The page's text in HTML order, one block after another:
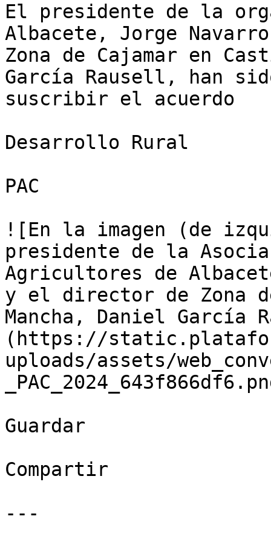
El presidente de la
Albacete, Jorge
Zona de Cajamar en
García Rausell, han
suscribir el acuerdo
Desarrollo Rural
PAC
![En la imagen (de
presidente de la
Agricultores de
y el director de Zona
Mancha, Daniel García
(https://
uploads/assets/
Guardar
Compartir
---